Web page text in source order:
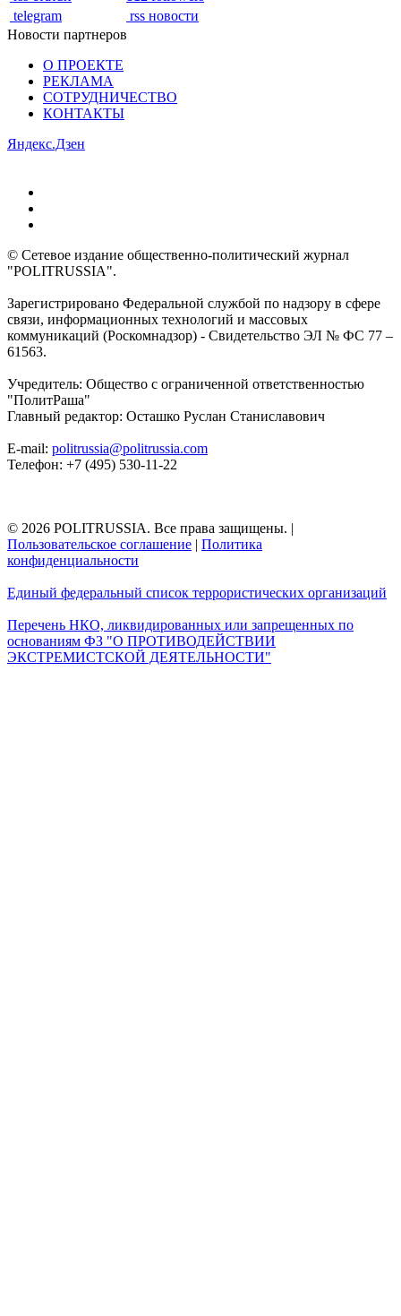
telegram
rss новости
Новости партнеров
О ПРОЕКТЕ
РЕКЛАМА
СОТРУДНИЧЕСТВО
КОНТАКТЫ
Яндекс.Дзен
© Сетевое издание общественно-политический журнал
"POLITRUSSIA".
Зарегистрировано Федеральной службой по надзору в сфере
связи, информационных технологий и массовых
коммуникаций (Роскомнадзор) - Свидетельство ЭЛ № ФС 77 –
61563.
Учредитель: Общество с ограниченной ответственностью
"ПолитРаша"
Главный редактор: Осташко Руслан Станиславович
E-mail: politrussia@politrussia.com
Телефон: +7 (495) 530-11-22
© 2026 POLITRUSSIA. Все права защищены. |
Пользовательское соглашение | Политика
конфиденциальности
Единый федеральный список террористических организаций
Перечень НКО, ликвидированных или запрещенных по
основаниям ФЗ "О ПРОТИВОДЕЙСТВИИ
ЭКСТРЕМИСТСКОЙ ДЕЯТЕЛЬНОСТИ"